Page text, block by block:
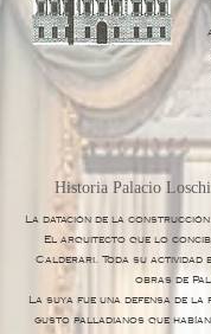
Historia Palacio
La datación de la construcción
El arquitecto que lo
Calderari. Toda su actividad
obras de
La suya fue una defensa de
gusto palladianos que